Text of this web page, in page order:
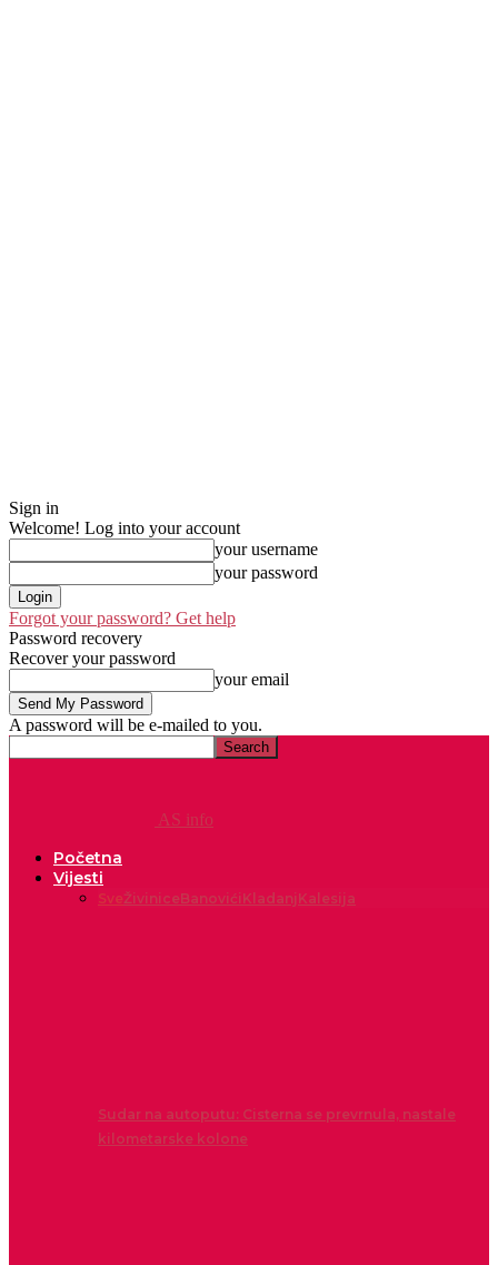
Sign in
Welcome! Log into your account
your username
your password
Forgot your password? Get help
Password recovery
Recover your password
your email
A password will be e-mailed to you.
AS info
Početna
Vijesti
SveŽiviniceBanovići Kladanj Kalesija
Sudar na autoputu: Cisterna se prevrnula, nastale
kilometarske kolone